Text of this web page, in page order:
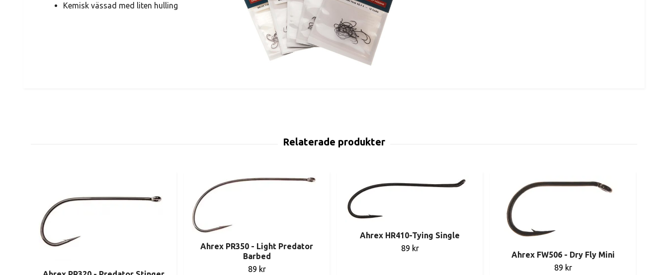
Kemisk vässad med liten hulling
Ahrex PR350 - Light Predator
Barbed
89 kr
Ahrex HR410-Tying Single
89 kr
Ahrex FW506 - Dry Fly Mini
89 kr